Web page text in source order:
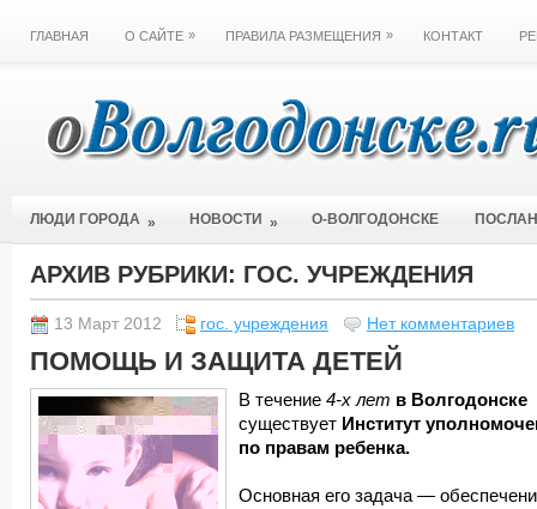
ГЛАВНАЯ О САЙТЕ » ПРАВИЛА РАЗМЕЩЕНИЯ » КОНТАКТ
ЛЮДИ ГОРОДА » НОВОСТИ » О-ВОЛГОДОНСКЕ
АРХИВ РУБРИКИ: ГОС. УЧРЕЖДЕНИЯ
13 Март 2012 гос. учреждения Нет комментариев
ПОМОЩЬ И ЗАЩИТА ДЕТЕЙ
В течение 4-х лет в Волгодонске
существует Институт
по правам ребенка.
Основная его задача —